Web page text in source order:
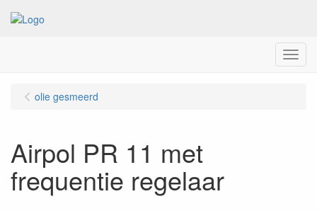
Menu
olie gesmeerd
Airpol PR 11 met
frequentie regelaar